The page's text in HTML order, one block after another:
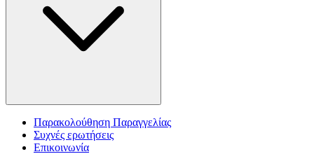
Παρακολούθηση Παραγγελίας
Συχνές ερωτήσεις
Επικοινωνία